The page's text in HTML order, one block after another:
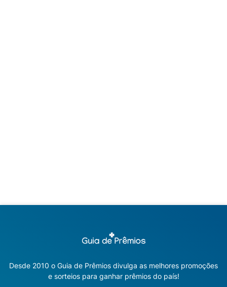
Desde 2010 o Guia de Prêmios divulga as melhores promoções
e sorteios para ganhar prêmios do país!